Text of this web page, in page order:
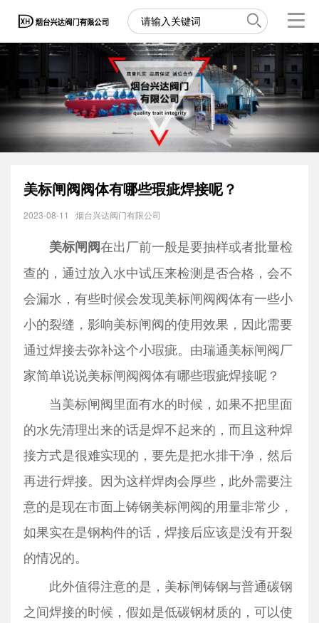
美标闸阀阀体有哪些瑕疵焊接呢？
2023-08-11 烟台兴达阀门有限公司
美标闸阀在出厂前一般是要抽样或者批量检
查的，通过放入水中试压来检测是否合格，会不
会漏水，有些时候会发现美标闸阀阀体有一些小
小的裂缝，影响美标闸阀的使用效果，因此需要
通过焊接去弥补这个小瑕疵。由瑞通美标闸阀厂
家简单说说美标闸阀阀体有哪些瑕疵焊接呢？
当美标闸阀里面有水的时候，如果不把里面
的水先清理出来的话是焊不起来的，而且这种焊
接方式是很难实现的，要先是把水排干净，然后
再进行焊接。因为这样焊肉会厚些，此外需要注
意的是现在市面上铸钢美标闸阀的用量非常少，
如果实在是钢构件的话，焊接后应该是没有开裂
的情况的。
此外值得注意的是，美标闸铸钢与普通碳钢
之间焊接的时候，假如是低碳钢材质的，可以使